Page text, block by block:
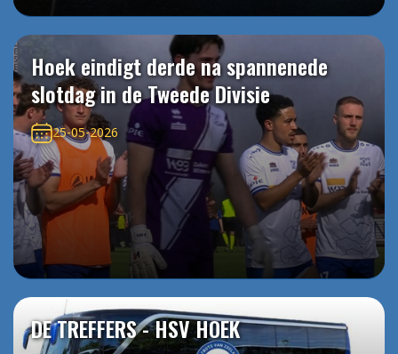
Hoek eindigt derde na spannenede
slotdag in de Tweede Divisie
25-05-2026
DE TREFFERS - HSV HOEK